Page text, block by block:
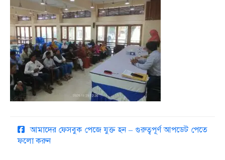
আমাদের ফেসবুক পেজে যুক্ত হন – গুরুত্বপূর্ণ আপডেট পেতে
ফলো করুন